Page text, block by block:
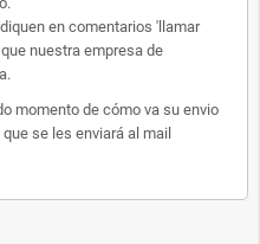
en comentarios 'llamar
nuestra empresa de
momento de cómo va su envio
se les enviará al mail